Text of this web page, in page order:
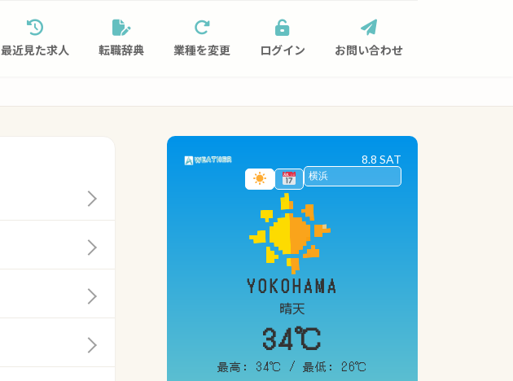
最近見た求人 転職辞典 業種を変更 ログイン お問い合わせ
8.8 SAT
YOKOHAMA
晴天
34℃
最高: 34℃ / 最低: 26℃